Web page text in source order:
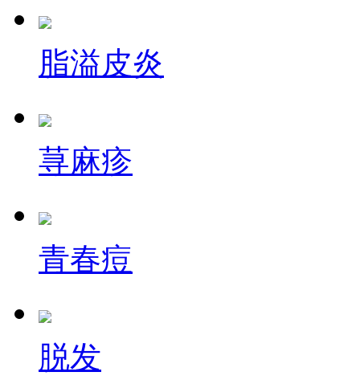
脂溢皮炎
荨麻疹
青春痘
脱发